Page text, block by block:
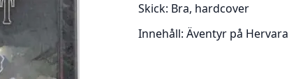
Skick: Bra, hardcover
Innehåll: Äventyr på Hervara